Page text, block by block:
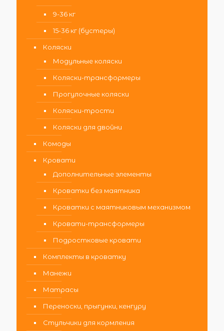
9-36 кг
15-36 кг (бустеры)
Коляски
Модульные коляски
Коляски-трансформеры
Прогулочные коляски
Коляски-трости
Коляски для двойни
Комоды
Кровати
Дополнительные элементы
Кроватки без маятника
Кроватки с маятниковым механизмом
Кровати-трансформеры
Подростковые кровати
Комплекты в кроватку
Манежи
Матрасы
Переноски, прыгунки, кенгуру
Стульчики для кормления